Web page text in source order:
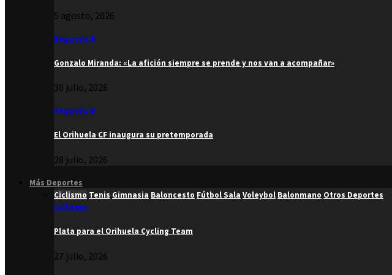
5 agosto, 2026
Segunda B
Gonzalo Miranda: «La afición siempre se prende y nos van a acompañar»
30 julio, 2026
Segunda B
El Orihuela CF inaugura su pretemporada
28 julio, 2026
Más Deportes
Ciclismo Tenis Gimnasia Baloncesto Fútbol Sala Voleybol Balonmano Otros Deportes
Ciclismo
Plata para el Orihuela Cycling Team
27 julio, 2026